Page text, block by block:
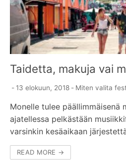
Taidetta, makuja vai
- 13 elokuun, 2018 - Miten valita
Monelle tulee päällimmäisenä
ajatellessa pelkästään
varsinkin kesäaikaan
READ MORE →